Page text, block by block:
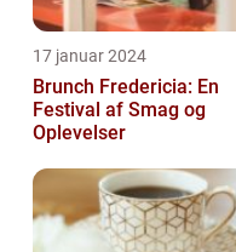
17 januar 2024
Brunch Fredericia: En
Festival af Smag og
Oplevelser